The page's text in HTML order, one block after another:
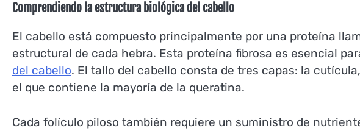
Comprendiendo la estructura biológica del cabello
El cabello está compuesto principalmente por una proteína
estructural de cada hebra. Esta proteína fibrosa es esencial
del cabello. El tallo del cabello consta de tres capas: la
el que contiene la mayoría de la queratina.
Cada folículo piloso también requiere un suministro de